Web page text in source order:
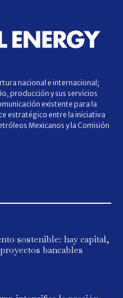
nacional e internacional;
producción y sus servicios
existente para la
estratégico entre la iniciativa
Mexicanos y la Comisión
sostenible: hay capital,
bancables